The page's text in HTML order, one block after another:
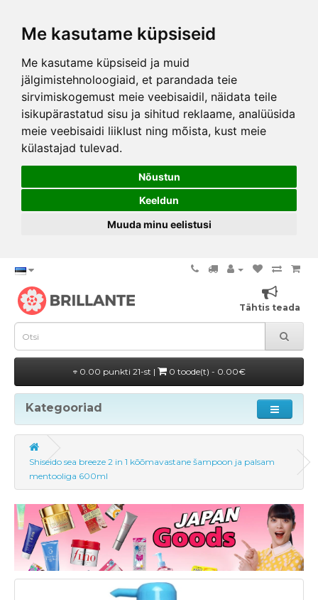
Me kasutame küpsiseid
Me kasutame küpsiseid ja muid
jälgimistehnoloogiaid, et parandada teie
sirvimiskogemust meie veebisaidil, näidata teile
isikupärastatud sisu ja sihitud reklaame, analüüsida
meie veebisaidi liiklust ning mõista, kust meie
külastajad tulevad.
Nõustun
Keeldun
Muuda minu eelistusi
Tähtis teada
0.00 punkti 21-st | 0 toode(t) - 0.00€
Kategooriad
Shiseido sea breeze 2 in 1 kõõmavastane šampoon ja palsam
mentooliga 600ml